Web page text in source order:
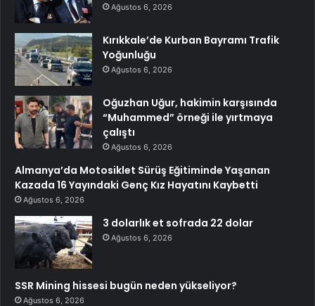
Ağustos 6, 2026
Kırıkkale’de Kurban Bayramı Trafik
Yoğunluğu
Ağustos 6, 2026
Oğuzhan Uğur, hakimin karşısında
“Muhammed” örneği ile yırtmaya
çalıştı
Ağustos 6, 2026
Almanya’da Motosiklet Sürüş Eğitiminde Yaşanan
Kazada 16 Yayındaki Genç Kız Hayatını Kaybetti
Ağustos 6, 2026
3 dolarlık et sofrada 22 dolar
Ağustos 6, 2026
SSR Mining hissesi bugün neden yükseliyor?
Ağustos 6, 2026